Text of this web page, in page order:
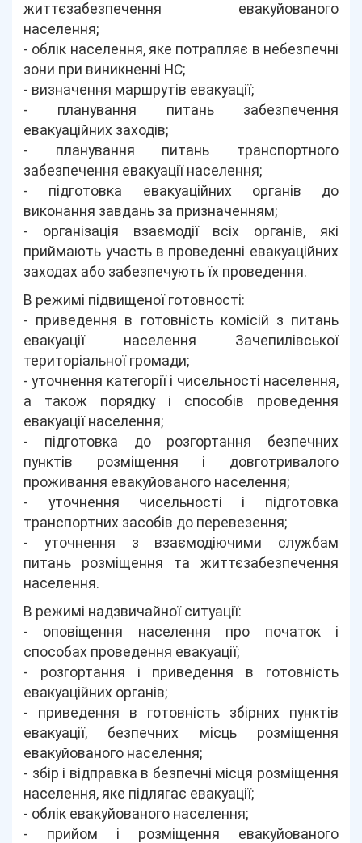
життєзабезпечення евакуйованого
населення;
- облік населення, яке потрапляє в небезпечні
зони при виникненні НС;
- визначення маршрутів евакуації;
- планування питань забезпечення
евакуаційних заходів;
- планування питань транспортного
забезпечення евакуації населення;
- підготовка евакуаційних органів до
виконання завдань за призначенням;
- організація взаємодії всіх органів, які
приймають участь в проведенні евакуаційних
заходах або забезпечують їх проведення.
В режимі підвищеної готовності:
- приведення в готовність комісій з питань
евакуації населення Зачепилівської
територіальної громади;
- уточнення категорії і чисельності населення,
а також порядку і способів проведення
евакуації населення;
- підготовка до розгортання безпечних
пунктів розміщення і довготривалого
проживання евакуйованого населення;
- уточнення чисельності і підготовка
транспортних засобів до перевезення;
- уточнення з взаємодіючими службам
питань розміщення та життєзабезпечення
населення.
В режимі надзвичайної ситуації:
- оповіщення населення про початок і
способах проведення евакуації;
- розгортання і приведення в готовність
евакуаційних органів;
- приведення в готовність збірних пунктів
евакуації, безпечних місць розміщення
евакуйованого населення;
- збір і відправка в безпечні місця розміщення
населення, яке підлягає евакуації;
- облік евакуйованого населення;
- прийом і розміщення евакуйованого